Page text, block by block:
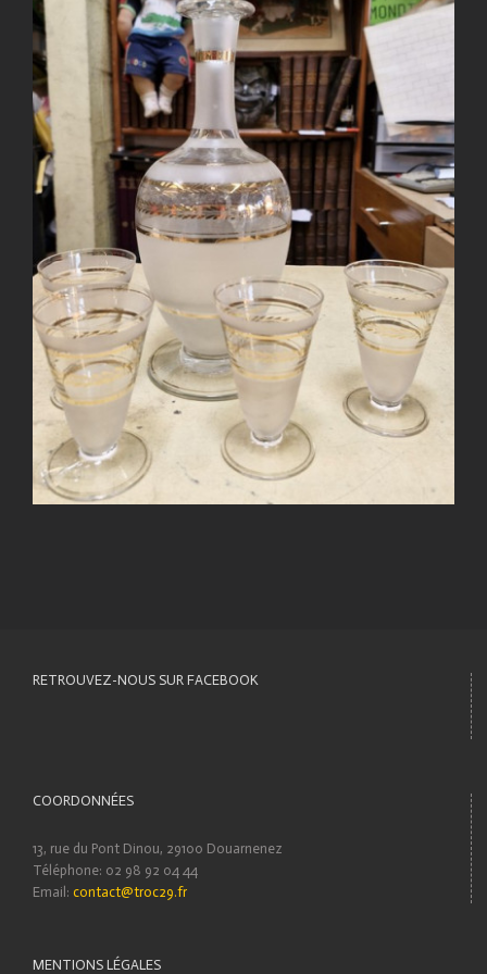
RETROUVEZ-NOUS SUR FACEBOOK
COORDONNÉES
13, rue du Pont Dinou, 29100 Douarnenez
Téléphone: 02 98 92 04 44
Email: contact@troc29.fr
MENTIONS LÉGALES